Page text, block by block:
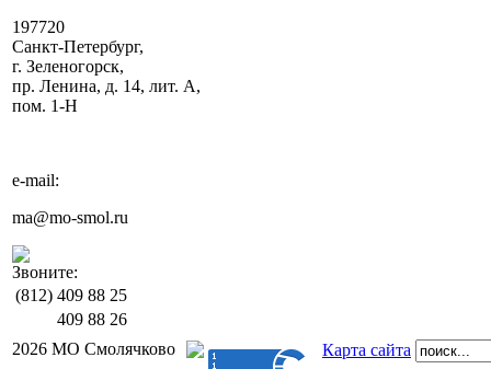
197720
Санкт-Петербург,
г. Зеленогорск,
пр. Ленина, д. 14, лит. А,
пом. 1-Н
e-mail:
ma@mo-smol.ru
Звоните:
(812) 409 88 25
409 88 26
2026 МО Смолячково
Карта сайта